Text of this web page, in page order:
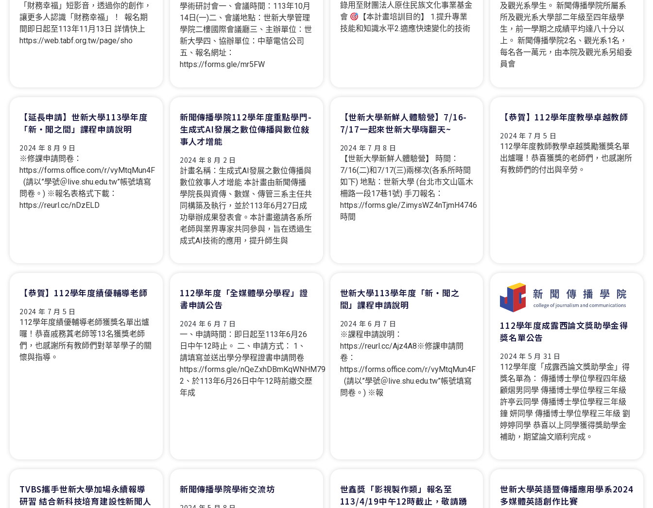
「財務幸福」短影音，透過你的創作，
讓更多人認識「財務幸福」！ 報名期
間即日起至113年11月13日 詳情快上
https://web.tabf.org.tw/page/sho
學術研討會一、會議時間：113年10月
14日(一)二、會議地點：世新大學管理
學院二樓國際會議廳三、主辦單位：世
新大學四、協辦單位：中華電信公司
五、報名網址：
https://forms.gle/mr5FW
錄用至財團法人原住民族文化事業基金
會
【本計畫培訓目的】 1.提升專業
技能和知識水平2.適應快速變化的技術
及觀光系學生。 新聞傳播學院所屬系
所及觀光系大學部二年級至四年級學
生，前一學期之成績平均達八十分以
上。 新聞傳播學院2名、觀光系1名，
每名各一萬元，由本院及觀光系另組委
員會
【延長申請】世新大學113學年度
「新‧聞之間」課程申請說明
2024 年 8 月 9 日
※修課申請問卷：
https://forms.office.com/r/vyMtqMun4F
(請以”學號＠live.shu.edu.tw”帳號填寫
問卷。) ※報名表格式下載：
https://reurl.cc/nDzELD
新聞傳播學院112學年度重點學門-
生成式AI發展之數位傳播與數位敍
事人才增能
2024 年 8 月 2 日
計畫名稱：生成式AI發展之數位傳播與
數位敘事人才增能 本計畫由新聞傳播
學院長與資傳、數媒、傳管三系主任共
同構築及執行，並於113年6月27日成
功舉辦成果發表會。本計畫邀請各系所
老師與業界專家共同參與，旨在透過生
成式AI技術的應用，提升師生與
【世新大學新鮮人體驗營】7/16-
7/17一起來世新大學嗨翻天~
2024 年 7 月 8 日
【世新大學新鮮人體驗營】 時間：
7/16(二)和7/17(三)兩梯次(各系所時間
如下) 地點：世新大學 (台北市文山區木
柵路一段17巷1號) 手刀報名：
https://forms.gle/ZimysWZ4nTjmH4746
時間
【恭賀】112學年度教學卓越教師
2024 年 7 月 5 日
112學年度教師教學卓越獎勵獲獎名單
出爐囉！恭喜獲獎的老師們，也感謝所
有教師們的付出與辛勞。
【恭賀】112學年度績優輔導老師
2024 年 7 月 5 日
112學年度績優輔導老師獲獎名單出爐
囉！恭喜戚務蒖老師等13名獲獎老師
們，也感謝所有教師們對莘莘學子的關
懷與指導。
112學年度「全媒體學分學程」證
書申請公告
2024 年 6 月 7 日
一、申請時間：即日起至113年6月26
日中午12時止。 二、申請方式： 1、
請填寫並送出學分學程證書申請問卷
https://forms.gle/nQeZxhDBmKqWNHM79
2、於113年6月26日中午12時前繳交歷
年成
世新大學113學年度「新‧聞之
間」課程申請說明
2024 年 6 月 7 日
※課程申請說明：
https://reurl.cc/Ajz4A8※修課申請問
卷：
https://forms.office.com/r/vyMtqMun4F
(請以”學號＠live.shu.edu.tw”帳號填寫
問卷。) ※報
112學年度成露西論文獎助學金得
獎名單公告
2024 年 5 月 31 日
112學年度「成露西論文獎助學金」得
獎名單為： 傳播博士學位學程四年級
顧熠男同學 傳播博士學位學程三年級
許亭云同學 傳播博士學位學程三年級
鐘 妍同學 傳播博士學位學程三年級 劉
婷婷同學 恭喜以上同學獲得獎助學金
補助，期望論文順利完成。
TVBS攜手世新大學加場永續報導
研習 結合新科技培育建設性新聞人
新聞傳播學院學術交流坊
世鑫獎「影視製作類」報名至
113/4/19中午12時截止，敬請踴
世新大學英語暨傳播應用學系2024
多媒體英語創作比賽